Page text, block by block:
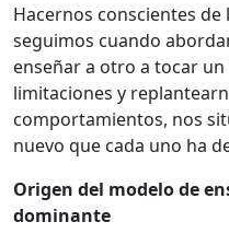
Hacernos conscientes
seguimos cuando
enseñar a otro a tocar
limitaciones y
comportamientos, nos
nuevo que cada uno ha
Origen del modelo de
dominante